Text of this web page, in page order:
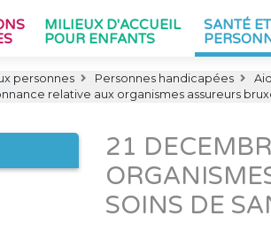
MILIEUX D'ACCUEIL
POUR ENFANTS
SANTÉ
personnes Personnes handicapées
relative aux organismes assureurs
21
SOINS DE